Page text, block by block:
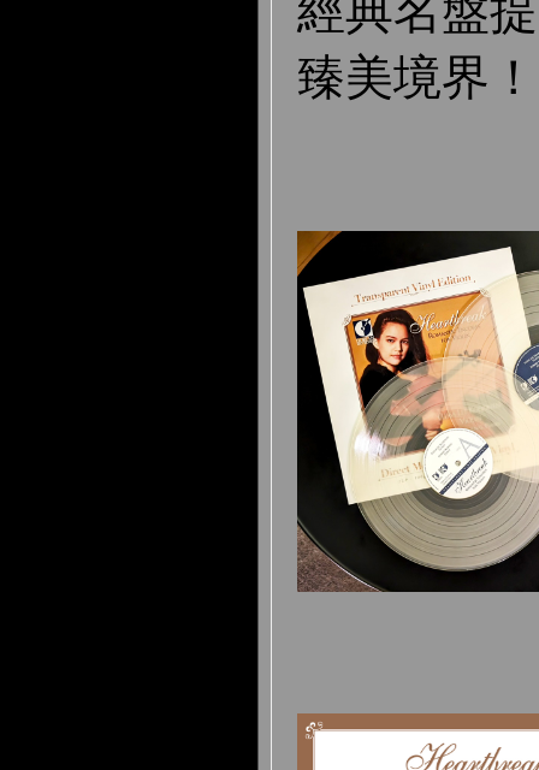
臻美境界！